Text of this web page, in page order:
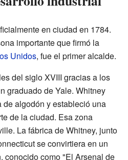
en ciudad en 1784.
importante que firmó la
Unidos, fue el primer alcalde.
del siglo XVIII gracias a los
graduado de Yale. Whitney
algodón y estableció una
de la ciudad. Esa zona
La fábrica de Whitney, junto
se convirtiera en un
conocido como "El Arsenal de